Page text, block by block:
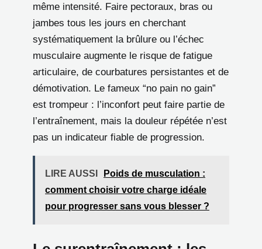
même intensité. Faire pectoraux, bras ou
jambes tous les jours en cherchant
systématiquement la brûlure ou l’échec
musculaire augmente le risque de fatigue
articulaire, de courbatures persistantes et de
démotivation. Le fameux “no pain no gain”
est trompeur : l’inconfort peut faire partie de
l’entraînement, mais la douleur répétée n’est
pas un indicateur fiable de progression.
LIRE AUSSI
Poids de musculation :
comment choisir votre charge idéale
pour progresser sans vous blesser ?